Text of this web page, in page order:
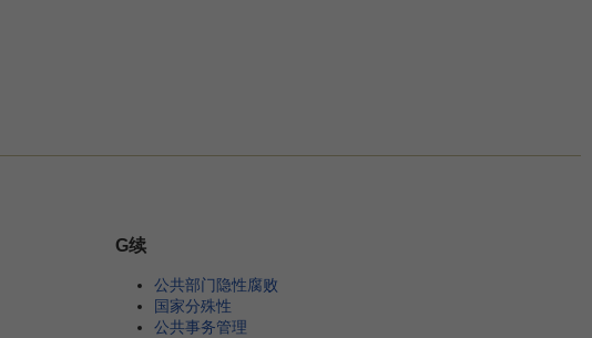
G续
公共部门隐性腐败
国家分殊性
公共事务管理